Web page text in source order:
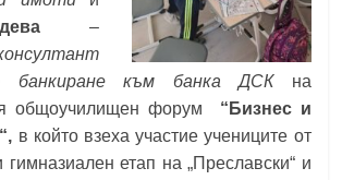
–
банкиране към банка ДСК на
общоучилищен форум “Бизнес и
, в който взеха участие учениците от
етап на „Преславски“ и